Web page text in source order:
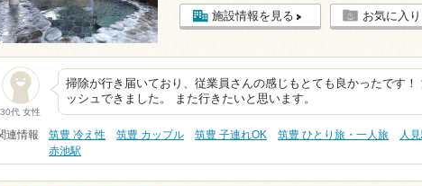
施設情報を見る お気に入
30代 女性
掃除が行き届いており、従業員さんの感じもとても良かったです
ッシュできました。 また行きたいと思います。
連情報 筑豊 冷え性 筑豊 カップル 筑豊 子連れOK 筑豊 ひとり旅・一人旅 人
赤池駅